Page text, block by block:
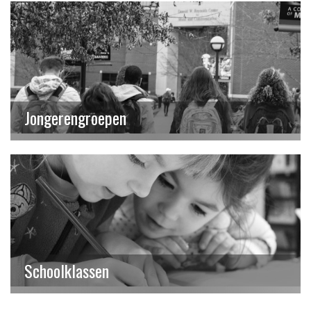
Jongerengroepen
Schoolklassen